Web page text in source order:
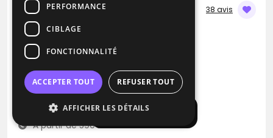
Afficher la carte
38 avis
DJ
Quatre Cent Quarante
Blues Métal Pop
Louvres (95)
Déplacement jusqu’à 300 kms
À partir de 590€
PERFORMANCE
CIBLAGE
FONCTIONNALITÉ
ACCEPTER TOUT REFUSER TOUT
AFFICHER LES DÉTAILS